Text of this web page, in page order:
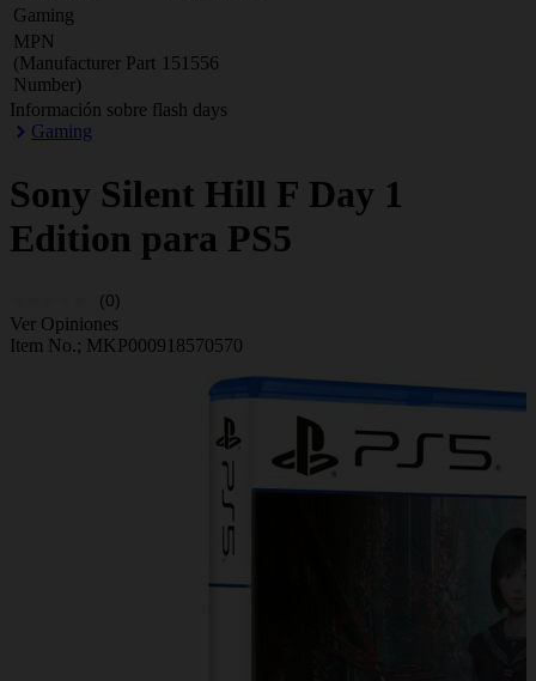
Gaming
MPN
(Manufacturer Part
Number)
151556
Información sobre flash days
Gaming
Sony Silent Hill F Day 1
Edition para PS5
(0)
Ver Opiniones
Item No.; MKP000918570570